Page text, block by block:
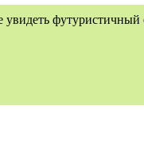
увидеть